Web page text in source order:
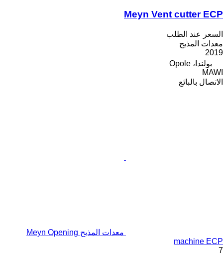
Meyn Vent cutter ECP
السعر عند الطلب
معدات المذبح
2019
بولندا، Opole
MAWI
الاتصال بالبائع
معدات المذبح Meyn Opening
machine ECP
7